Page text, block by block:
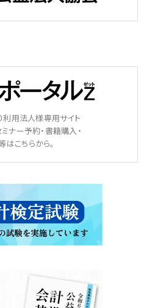
利用法人様専用サイト
ナー予約・書籍購入・
こちらから。